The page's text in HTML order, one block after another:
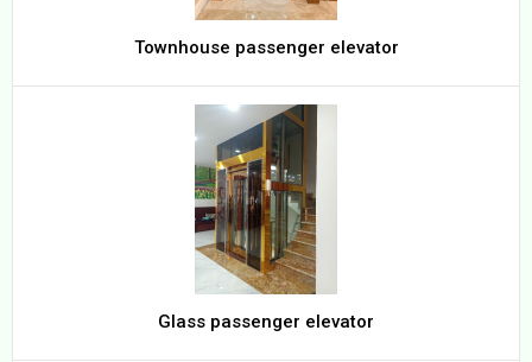
Townhouse passenger elevator
Glass passenger elevator